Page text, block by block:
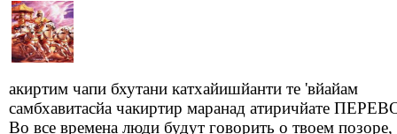
акиртим чапи бхутани катхайишйанти те 'вйайам
самбхавитасйа чакиртир маранад атиричйате
Во все времена люди будут говорить о твоем позоре,